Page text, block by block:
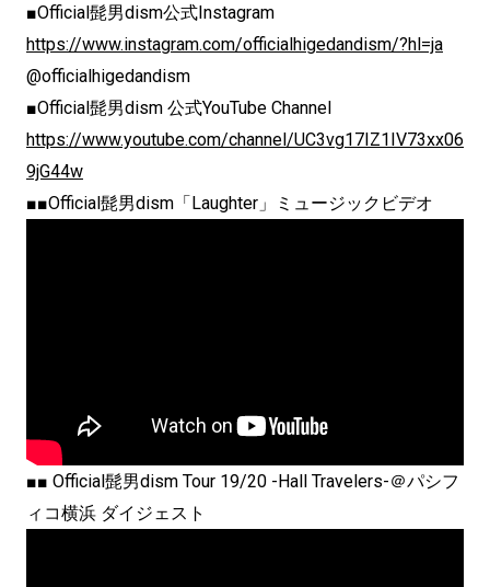
■Official髭男dism公式Instagram
https://www.instagram.com/officialhigedandism/?hl=ja
@officialhigedandism
■Official髭男dism 公式YouTube Channel
https://www.youtube.com/channel/UC3vg17IZ1IV73xx06
9jG44w
■■Official髭男dism「Laughter」ミュージックビデオ
■■ Official髭男dism Tour 19/20 -Hall Travelers-＠パシフ
ィコ横浜 ダイジェスト